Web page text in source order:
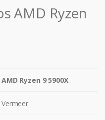
AMD Ryzen
AMD Ryzen 9 5900X
Vermeer